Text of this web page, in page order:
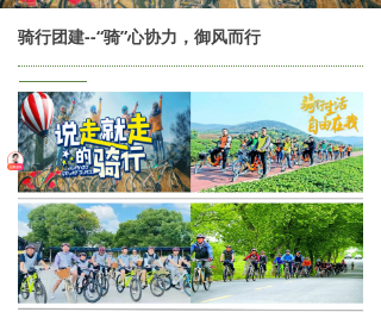
骑行团建--“骑”心协力，御风而行